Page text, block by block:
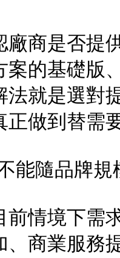
廠商是否提
案的基礎版
法就是選對
正做到替需
能隨品牌規
前情境下需
、商業服